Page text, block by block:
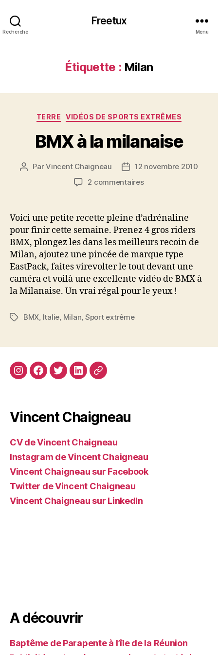
Recherche
Freetux
Menu
Étiquette : Milan
Catégories
TERRE VIDÉOS DE SPORTS EXTRÊMES
BMX à la milanaise
Auteur
ParVincent Chaigneau
Date
de
12 novembre 2010
2 commentairessur
milanaise
Voici une petite recette pleine d’adrénaline
pour finir cette semaine. Prenez 4 gros riders
BMX, plongez les dans les meilleurs recoin de
Milan, ajoutez une pincée de marque type
EastPack, faites virevolter le tout devant une
caméra et voilà une excellente vidéo de BMX à
la Milanaise. Un vrai régal pour le yeux !
Étiquettes
BMX Italie Milan Sport extrême
InstagramFacebook
TwitterLinkedin
Site
Vincent Chaigneau
CV de Vincent Chaigneau
Instagram de Vincent Chaigneau
Vincent Chaigneau sur Facebook
Twitter de Vincent Chaigneau
Vincent Chaigneau sur LinkedIn
A découvrir
Baptême de Parapente à l’île de la Réunion